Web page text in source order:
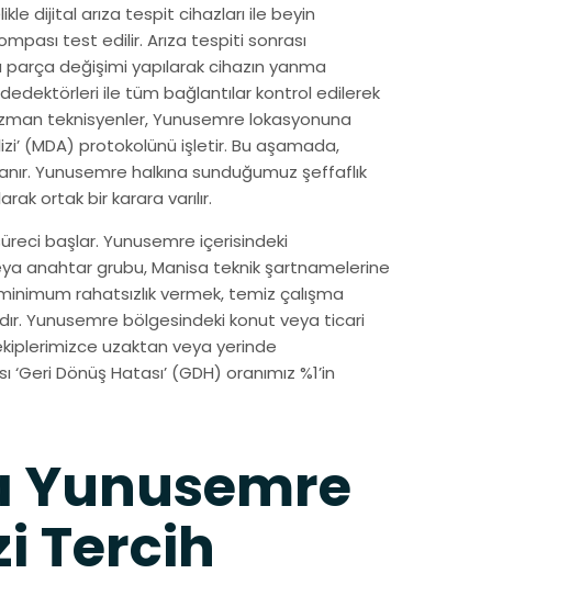
dijital arıza tespit cihazları ile beyin
test edilir. Arıza tespiti sonrası
değişimi yapılarak cihazın yanma
ile tüm bağlantılar kontrol edilerek
teknisyenler, Yunusemre lokasyonuna
(MDA) protokolünü işletir. Bu aşamada,
Yunusemre halkına sunduğumuz şeffaflık
ortak bir karara varılır.
başlar. Yunusemre içerisindeki
anahtar grubu, Manisa teknik şartnamelerine
rahatsızlık vermek, temiz çalışma
Yunusemre bölgesindeki konut veya ticari
uzaktan veya yerinde
Dönüş Hatası’ (GDH) oranımız %1’in
Yunusemre
Tercih